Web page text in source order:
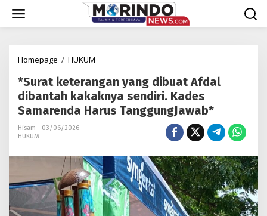
konten
Homepage / HUKUM
yang
dibuat
Afdal
dibantah
Samarenda
Harus
TanggungJawab*
*Surat keterangan yang dibuat Afdal
dibantah kakaknya sendiri. Kades
Samarenda Harus TanggungJawab*
Hisam
03/06/2026
HUKUM